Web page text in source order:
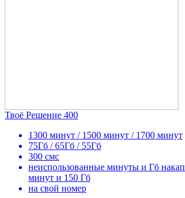
Твоё Решение 400
1300 минут / 1500 минут / 1700 минут
75Гб / 65Гб / 55Гб
300 смс
неиспользованные минуты и Гб
минут и 150 Гб
на свой номер